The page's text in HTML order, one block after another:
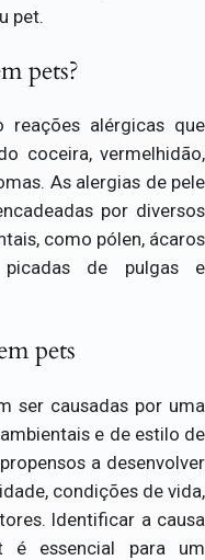
pet.
pets?
alérgicas que
coceira, vermelhidão,
As alergias de pele
por diversos
como pólen, ácaros
de pulgas e
pets
ser causadas por uma
e de estilo de
a desenvolver
condições de vida,
Identificar a causa
essencial para um